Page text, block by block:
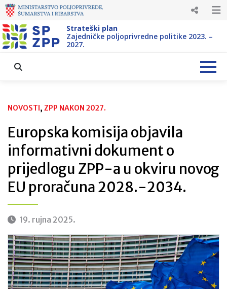
Strateški plan
Zajedničke poljoprivredne politike 2023. –
2027.
NOVOSTI, ZPP NAKON 2027.
Europska komisija objavila
informativni dokument o
prijedlogu ZPP-a u okviru novog
EU proračuna 2028.-2034.
19. rujna 2025.